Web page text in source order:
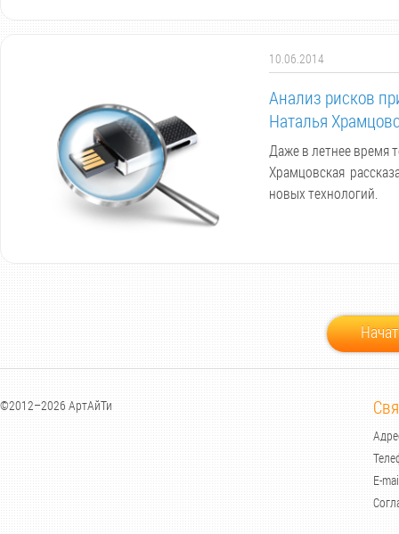
10.06.2014
Анализ рисков
Наталья
Даже в летнее время
Храмцовская
новых технологий.
©2012–2026 АртАйТи
E-